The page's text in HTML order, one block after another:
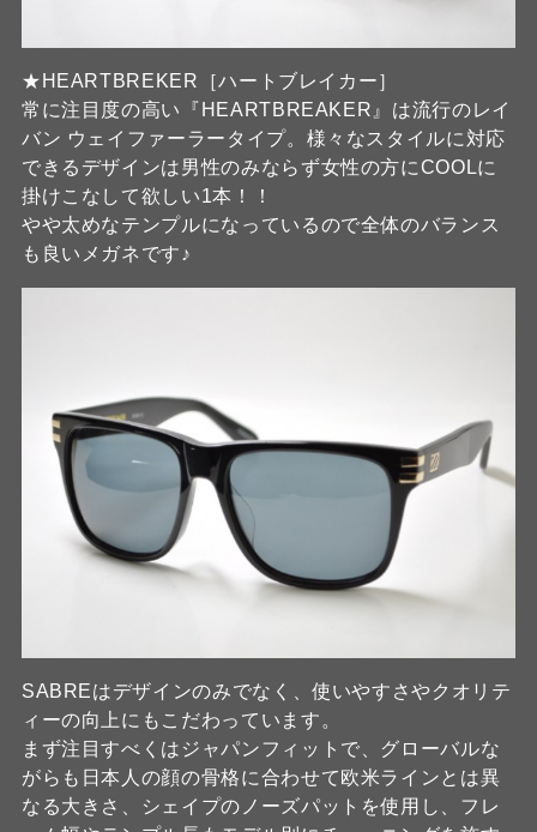
★HEARTBREKER［ハートブレイカー］
常に注目度の高い『HEARTBREAKER』は流行のレイ
バン ウェイファーラータイプ。様々なスタイルに対応
できるデザインは男性のみならず女性の方にCOOLに
掛けこなして欲しい1本！！
やや太めなテンプルになっているので全体のバランス
も良いメガネです♪
SABREはデザインのみでなく、使いやすさやクオリテ
ィーの向上にもこだわっています。
まず注目すべくはジャパンフィットで、グローバルな
がらも日本人の顔の骨格に合わせて欧米ラインとは異
なる大きさ、シェイプのノーズパットを使用し、フレ